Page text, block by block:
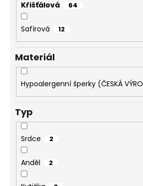
Křišťálová 64
Safírová 12
Materiál
Hypoalergenní šperky (ČESKÁ
Typ
Srdce 2
Anděl 2